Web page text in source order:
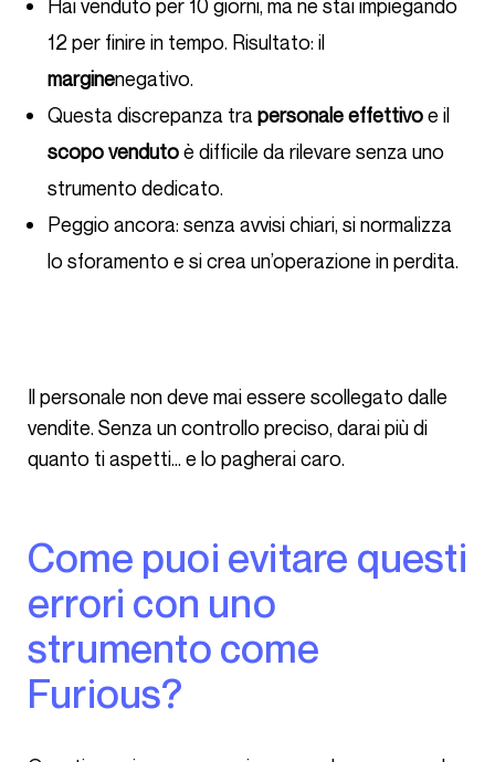
Hai venduto per 10 giorni, ma ne stai impiegando
12 per finire in tempo. Risultato: il
marginenegativo.
Questa discrepanza tra personale effettivoe il
scopo vendutoè difficile da rilevare senza uno
strumento dedicato.
Peggio ancora: senza avvisi chiari, si normalizza
lo sforamento e si crea un’operazione in perdita.
Il personale non deve mai essere scollegato dalle
vendite. Senza un controllo preciso, darai più di
quanto ti aspetti… e lo pagherai caro.
Come puoi evitare questi
errori con uno
strumento come
Furious?